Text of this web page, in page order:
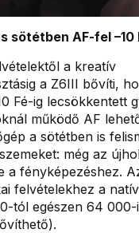
sötétben AF-fel –10
a kreatív
a Z6III bővíti,
Fé-ig lecsökkentett
működő AF
a sötétben is
még az
a fényképezéshez.
felvételekhez a
tól egészen 64 000-